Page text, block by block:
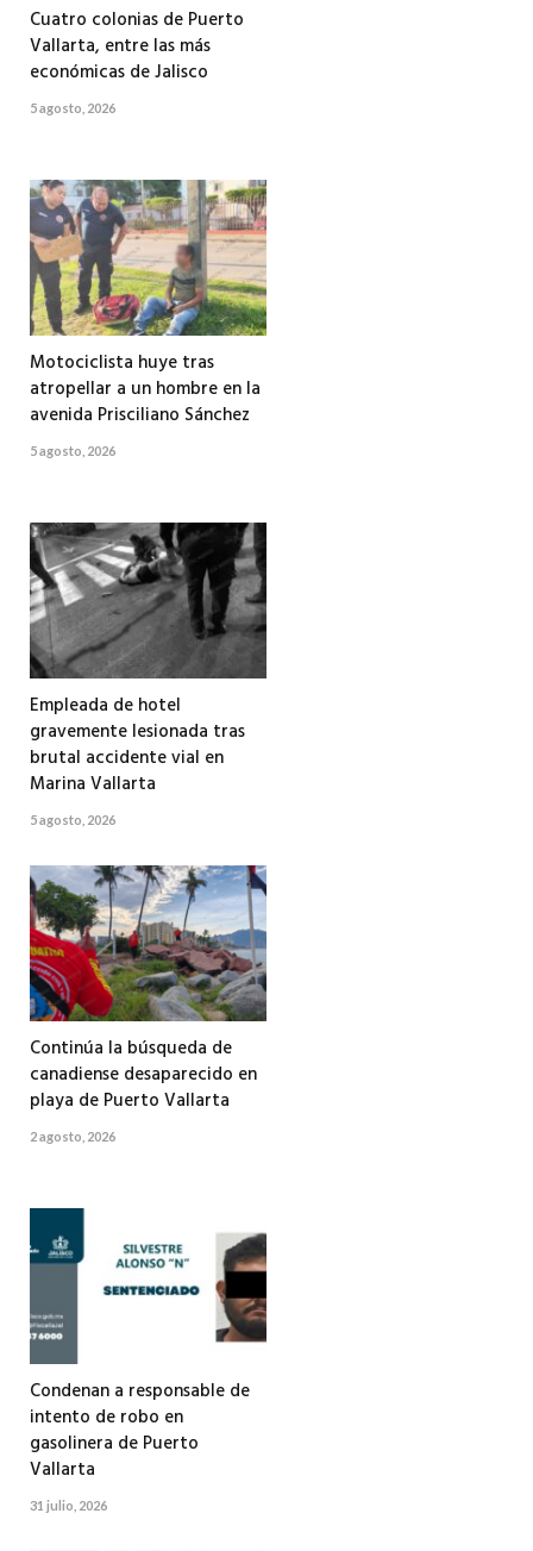
Cuatro colonias de Puerto
Vallarta, entre las más
económicas de Jalisco
5 agosto, 2026
Motociclista huye tras
atropellar a un hombre en la
avenida Prisciliano Sánchez
5 agosto, 2026
Empleada de hotel
gravemente lesionada tras
brutal accidente vial en
Marina Vallarta
5 agosto, 2026
Continúa la búsqueda de
canadiense desaparecido en
playa de Puerto Vallarta
2 agosto, 2026
Condenan a responsable de
intento de robo en
gasolinera de Puerto
Vallarta
31 julio, 2026